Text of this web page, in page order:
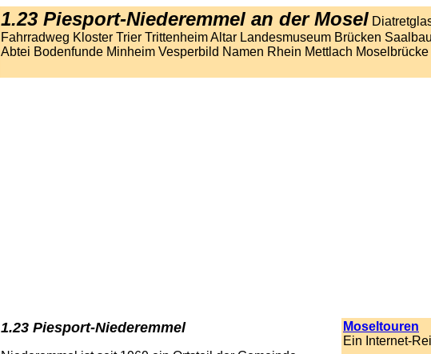
1.23 Piesport-Niederemmel an der Mosel
Fahrradweg Kloster Trier Trittenheim Altar Landesmuseum Brücken
Abtei Bodenfunde Minheim Vesperbild Namen Rhein Mettlach Moselbrücke
1.23 Piesport-Niederemmel
Moseltouren
Ein Internet-